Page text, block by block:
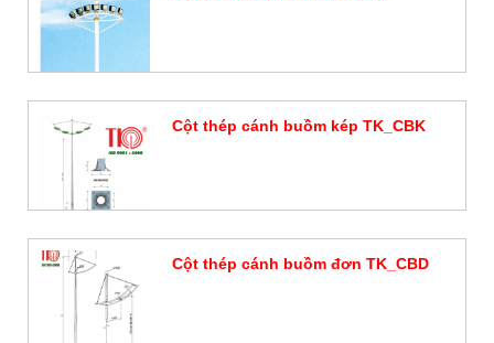
Cột thép cánh buồm kép TK_CBK
Cột thép cánh buồm đơn TK_CBD